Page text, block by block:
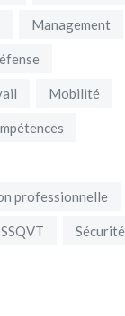
Management
Mobilité
professionnelle
SSQVT Sécurité